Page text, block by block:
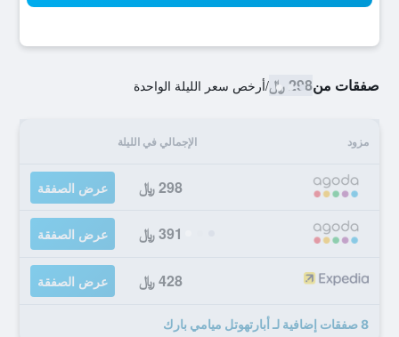
صفقات من298 ﷼ /أرخص سعر الليلة الواحدة
مزود الإجمالي في الليلة
298 ﷼ عرض الصفقة
391 ﷼ عرض الصفقة
428 ﷼ عرض الصفقة
8 صفقات إضافية لـ أبارتهوتل ميامي بارك